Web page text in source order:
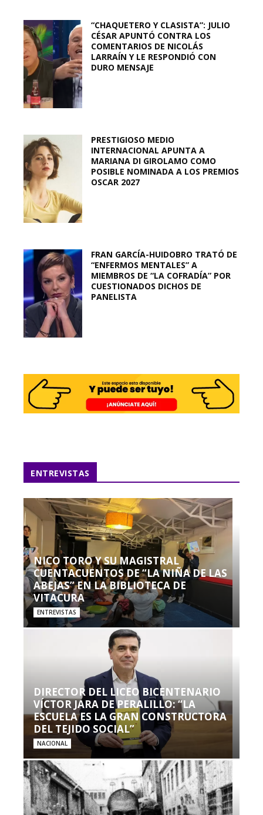
“CHAQUETERO Y CLASISTA”: JULIO
CÉSAR APUNTÓ CONTRA LOS
COMENTARIOS DE NICOLÁS
LARRAÍN Y LE RESPONDIÓ CON
DURO MENSAJE
PRESTIGIOSO MEDIO
INTERNACIONAL APUNTA A
MARIANA DI GIROLAMO COMO
POSIBLE NOMINADA A LOS PREMIOS
OSCAR 2027
FRAN GARCÍA-HUIDOBRO TRATÓ DE
“ENFERMOS MENTALES” A
MIEMBROS DE “LA COFRADÍA” POR
CUESTIONADOS DICHOS DE
PANELISTA
ENTREVISTAS
NICO TORO Y SU MAGISTRAL
CUENTACUENTOS DE “LA NIÑA DE LAS
ABEJAS” EN LA BIBLIOTECA DE
VITACURA
ENTREVISTAS
DIRECTOR DEL LICEO BICENTENARIO
VÍCTOR JARA DE PERALILLO: “LA
ESCUELA ES LA GRAN CONSTRUCTORA
DEL TEJIDO SOCIAL”
NACIONAL